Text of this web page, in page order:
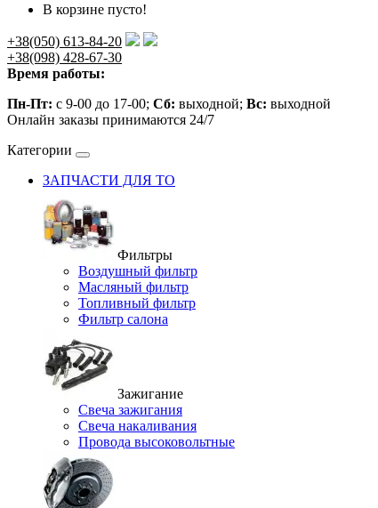
В корзине пусто!
+38(050) 613-84-20
+38(098) 428-67-30
Время работы:
Пн-Пт: с 9-00 до 17-00; Сб: выходной; Вс: выходной
Онлайн заказы принимаются 24/7
Категории
ЗАПЧАСТИ ДЛЯ ТО
Фильтры
Воздушный фильтр
Масляный фильтр
Топливный фильтр
Фильтр салона
Зажигание
Свеча зажигания
Свеча накаливания
Провода высоковольтные